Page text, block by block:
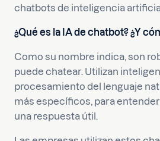
chatbots de inteligencia
¿Qué es la IA de chatbot? ¿Y
Como su nombre indica, son
puede chatear. Utilizan
procesamiento del lenguaje
más específicos, para
una respuesta útil.